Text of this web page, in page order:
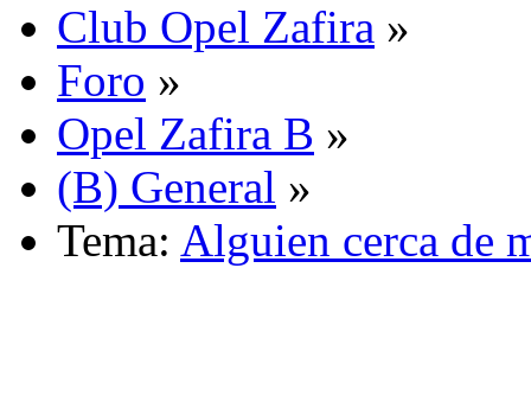
Club Opel Zafira »
Foro »
Opel Zafira B »
(B) General »
Tema: Alguien cerca de